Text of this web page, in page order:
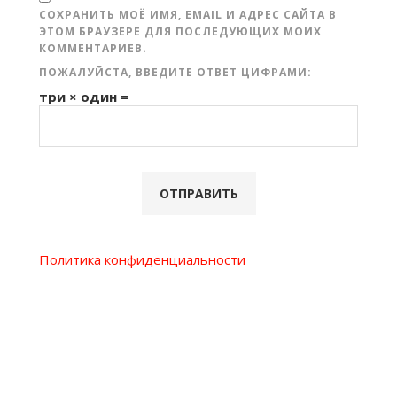
СОХРАНИТЬ МОЁ ИМЯ, EMAIL И АДРЕС САЙТА В
ЭТОМ БРАУЗЕРЕ ДЛЯ ПОСЛЕДУЮЩИХ МОИХ
КОММЕНТАРИЕВ.
ПОЖАЛУЙСТА, ВВЕДИТЕ ОТВЕТ ЦИФРАМИ:
три × один =
Политика конфиденциальности